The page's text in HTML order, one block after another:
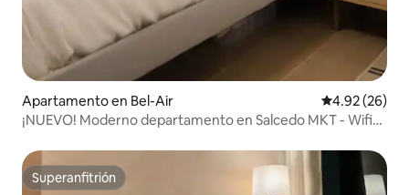
Apartamento en Bel-Air Calificación
4.92 (26)
¡NUEVO! Moderno departamento en Salcedo MKT - Wifi
Superanfitrión
Superanfitrión